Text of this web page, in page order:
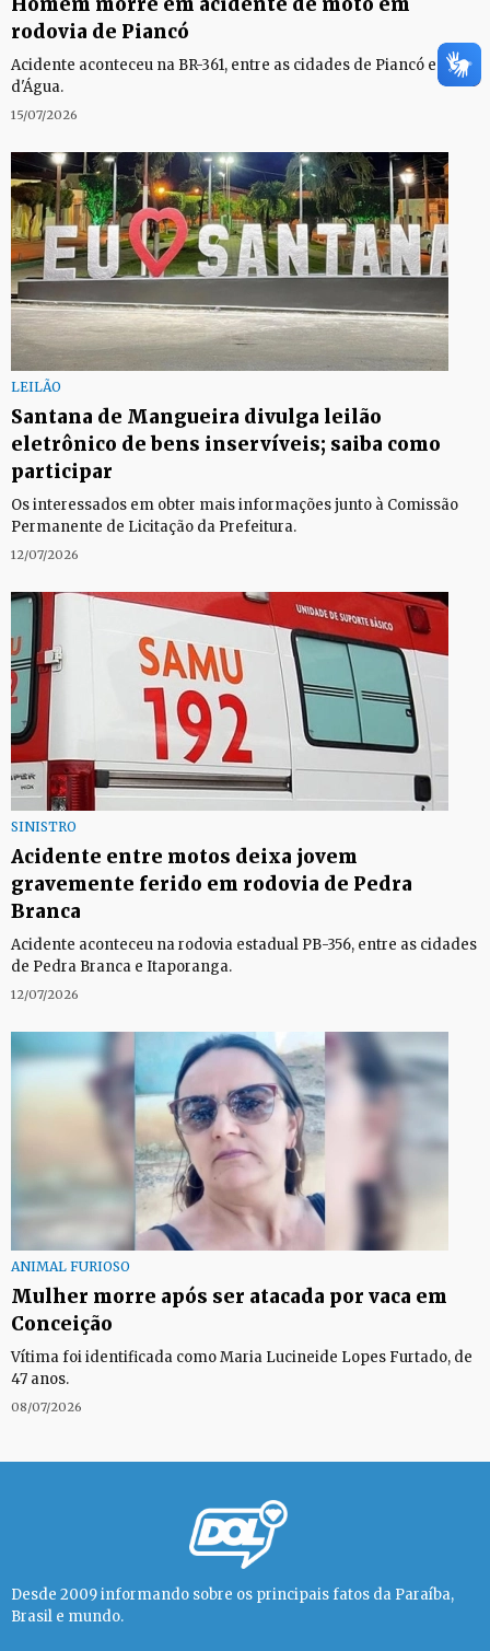
rodovia de Piancó
Acidente aconteceu na BR-361, entre as cidades de Piancó e Olho
d'Água.
15/07/2026
LEILÃO
Santana de Mangueira divulga leilão
eletrônico de bens inservíveis; saiba como
participar
Os interessados em obter mais informações junto à Comissão
Permanente de Licitação da Prefeitura.
12/07/2026
SINISTRO
Acidente entre motos deixa jovem
gravemente ferido em rodovia de Pedra
Branca
Acidente aconteceu na rodovia estadual PB-356, entre as cidades
de Pedra Branca e Itaporanga.
12/07/2026
ANIMAL FURIOSO
Mulher morre após ser atacada por vaca em
Conceição
Vítima foi identificada como Maria Lucineide Lopes Furtado, de
47 anos.
08/07/2026
Desde 2009 informando sobre os principais fatos da Paraíba,
Brasil e mundo.